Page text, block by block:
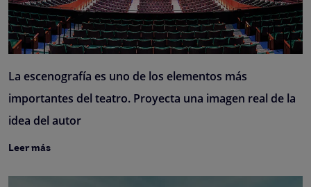
La escenografía es uno de los elementos más
importantes del teatro. Proyecta una imagen real de la
idea del autor
Leer más